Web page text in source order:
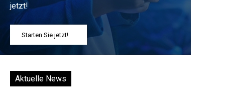
jetzt!
Starten Sie jetzt!
Aktuelle News